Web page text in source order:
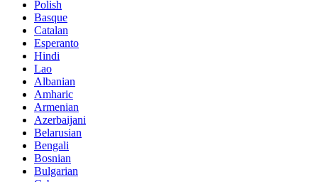
Polish
Basque
Catalan
Esperanto
Hindi
Lao
Albanian
Amharic
Armenian
Azerbaijani
Belarusian
Bengali
Bosnian
Bulgarian